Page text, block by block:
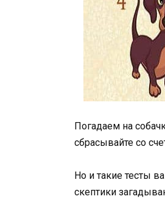
Погадаем на
сбрасывайте со
Но и такие тесты
скептики